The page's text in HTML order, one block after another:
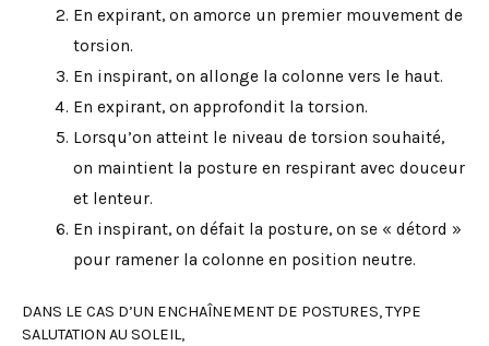
En expirant, on amorce un premier mouvement de
torsion.
En inspirant, on allonge la colonne vers le haut.
En expirant, on approfondit la torsion.
Lorsqu’on atteint le niveau de torsion souhaité,
on maintient la posture en respirant avec douceur
et lenteur.
En inspirant, on défait la posture, on se « détord »
pour ramener la colonne en position neutre.
DANS LE CAS D’UN ENCHAÎNEMENT DE POSTURES, TYPE
SALUTATION AU SOLEIL,